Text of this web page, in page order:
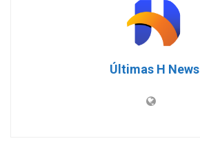
Últimas H News